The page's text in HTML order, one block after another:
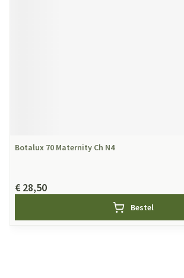
Botalux 70 Maternity Ch N4
€ 28,50
Bestel